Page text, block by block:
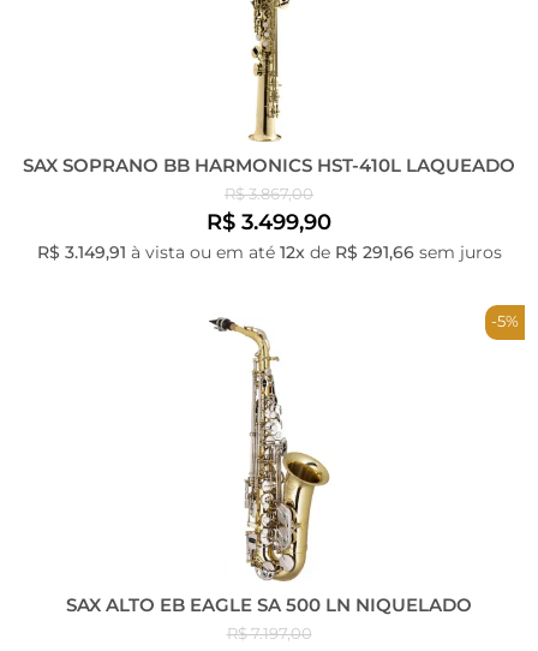
SAX SOPRANO BB HARMONICS HST-410L LAQUEADO
R$ 3.867,00
R$ 3.499,90
R$ 3.149,91 à vista ou em até 12xde R$ 291,66sem juros
-5%
SAX ALTO EB EAGLE SA 500 LN NIQUELADO
R$ 7.197,00